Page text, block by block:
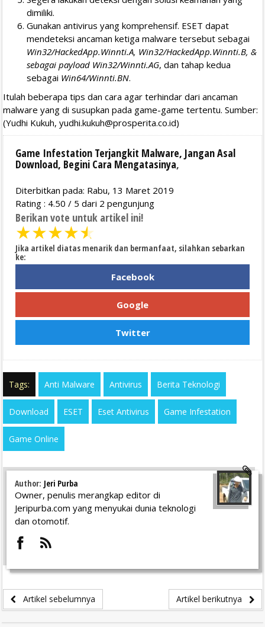
dimiliki.
Gunakan antivirus yang komprehensif. ESET dapat
mendeteksi ancaman ketiga malware tersebut sebagai
Win32/HackedApp.Winnti.A, Win32/HackedApp.Winnti.B, &
sebagai payload Win32/Winnti.AG, dan tahap kedua
sebagai Win64/Winnti.BN.
Itulah beberapa tips dan cara agar terhindar dari ancaman
malware yang di susupkan pada game-game tertentu. Sumber:
(Yudhi Kukuh, yudhi.kukuh@prosperita.co.id)
Game Infestation Terjangkit Malware, Jangan Asal
Download, Begini Cara Mengatasinya,
Diterbitkan pada: Rabu, 13 Maret 2019
Rating : 4.50 / 5 dari 2 pengunjung
Berikan vote untuk artikel ini!
★★★★★
Jika artikel diatas menarik dan bermanfaat, silahkan sebarkan
ke:
Facebook
Google
Twitter
Tags: Anti Malware Antivirus Berita Teknologi
Download ESET Eset Antivirus Game Infestation
Game Online
Author: Jeri Purba
Owner, penulis merangkap editor di
Jeripurba.com yang menyukai dunia teknologi
dan otomotif.
Artikel sebelumnya Artikel berikutnya